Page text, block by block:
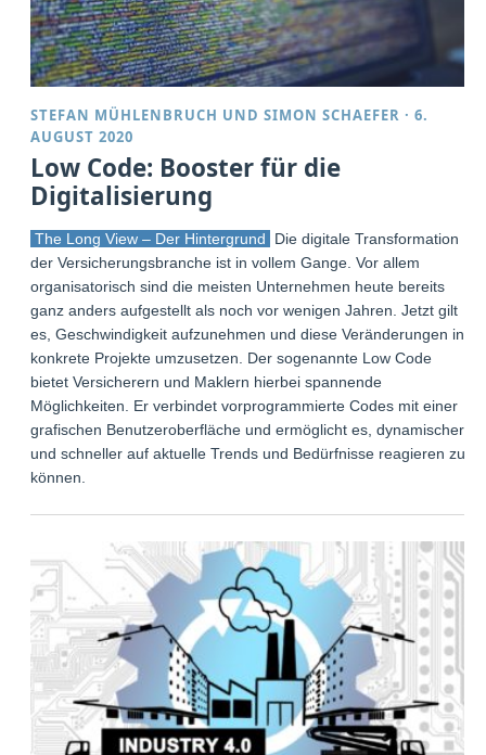
STEFAN MÜHLENBRUCH UNDSIMON SCHAEFER ·6.
AUGUST 2020
Low Code: Booster für die
Digitalisierung
The Long View – Der Hintergrund
Die digitale Transformation
der Versicherungsbranche ist in vollem Gange. Vor allem
organisatorisch sind die meisten Unternehmen heute bereits
ganz anders aufgestellt als noch vor wenigen Jahren. Jetzt gilt
es, Geschwindigkeit aufzunehmen und diese Veränderungen in
konkrete Projekte umzusetzen. Der sogenannte Low Code
bietet Versicherern und Maklern hierbei spannende
Möglichkeiten. Er verbindet vorprogrammierte Codes mit einer
grafischen Benutzeroberfläche und ermöglicht es, dynamischer
und schneller auf aktuelle Trends und Bedürfnisse reagieren zu
können.